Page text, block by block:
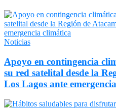
Noticias
Apoyo en contingencia
su red satelital desde la
Los Lagos ante